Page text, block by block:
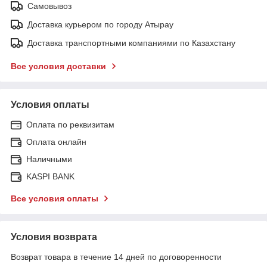
Самовывоз
Доставка курьером по городу Атырау
Доставка транспортными компаниями по Казахстану
Все условия доставки
Условия оплаты
Оплата по реквизитам
Оплата онлайн
Наличными
KASPI BANK
Все условия оплаты
Условия возврата
Возврат товара в течение 14 дней по договоренности